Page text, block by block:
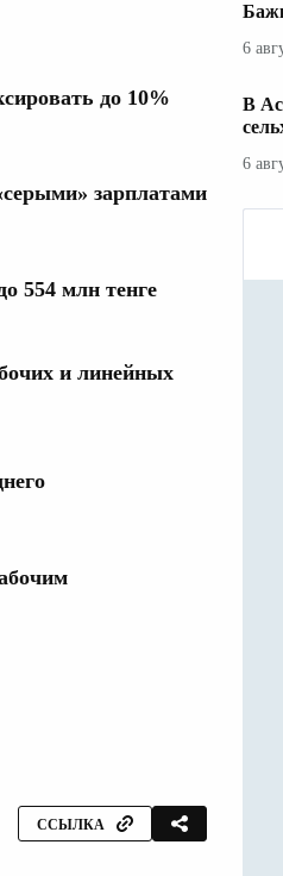
до 10%
зарплатами
554 млн тенге
и линейных
ССЫЛКА
6
В
6